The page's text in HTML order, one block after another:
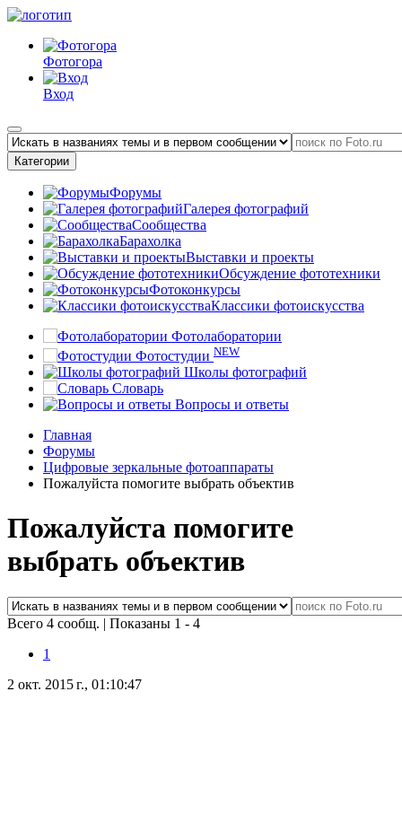
Фотогора
Вход
Категории
Форумы
Галерея фотографий
Сообщества
Барахолка
Выставки и проекты
Обсуждение фототехники
Фотоконкурсы
Классики фотоискусства
Фотолаборатории
Фотостудии NEW
Школы фотографий
Словарь
Вопросы и ответы
Главная
Форумы
Цифровые зеркальные фотоаппараты
Пожалуйста помогите выбрать объектив
Пожалуйста помогите
выбрать объектив
Всего 4 сообщ. | Показаны 1 - 4
1
2 окт. 2015 г., 01:10:47